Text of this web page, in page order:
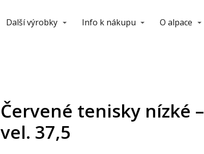
Další výrobky Info k nákupu O alpace
Červené tenisky nízké –
vel. 37,5